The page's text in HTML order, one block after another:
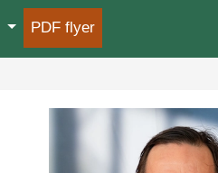
PDF flyer